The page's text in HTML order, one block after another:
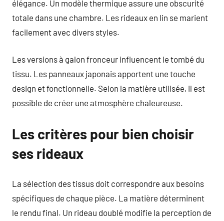
élégance. Un modèle thermique assure une obscurité
totale dans une chambre. Les rideaux en lin se marient
facilement avec divers styles.
Les versions à galon fronceur influencent le tombé du
tissu. Les panneaux japonais apportent une touche
design et fonctionnelle. Selon la matière utilisée, il est
possible de créer une atmosphère chaleureuse.
Les critères pour bien choisir
ses rideaux
La sélection des tissus doit correspondre aux besoins
spécifiques de chaque pièce. La matière déterminent
le rendu final. Un rideau doublé modifie la perception de